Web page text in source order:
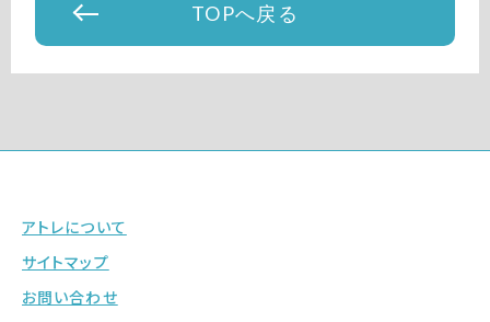
TOPへ戻る
アトレについて
サイトマップ
お問い合わせ